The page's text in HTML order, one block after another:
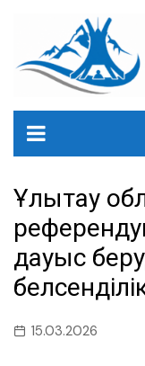
содержанию
Ұлытау
дауыс
15.03.2026